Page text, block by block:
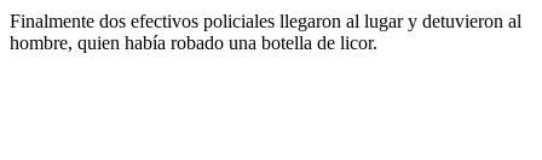
Finalmente dos efectivos policiales llegaron al lugar y detuvieron al
hombre, quien había robado una botella de licor.